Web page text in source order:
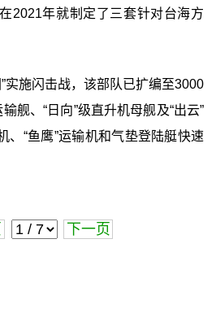
2021年就制定了三套针对台海方
实施闪击战，该部队已扩编至3000
舰、“日向”级直升机母舰及“出云”
、“鱼鹰”运输机和气垫登陆艇快速
下一页